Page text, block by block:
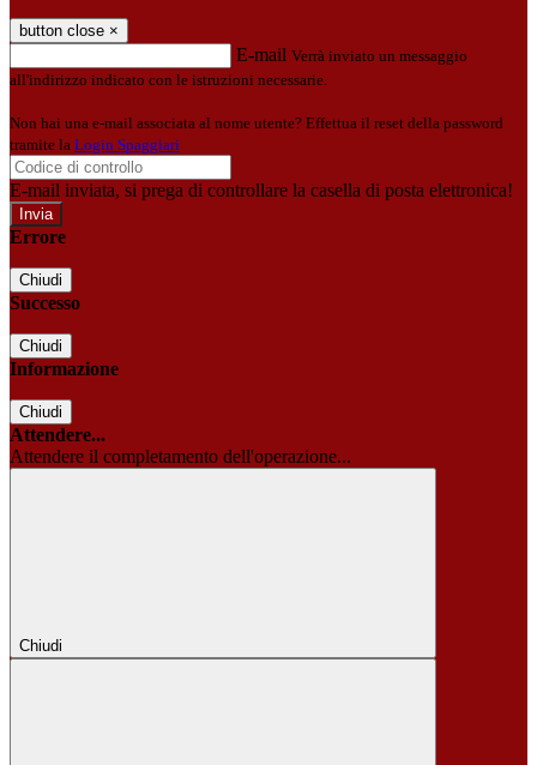
button close ×
E-mail Verrà inviato un messaggio
all'indirizzo indicato con le istruzioni necessarie.
Non hai una e-mail associata al nome utente? Effettua il reset della password
tramite la Login Spaggiari
E-mail inviata, si prega di controllare la casella di posta elettronica!
Errore
Chiudi
Successo
Chiudi
Informazione
Chiudi
Attendere...
Attendere il completamento dell'operazione...
Chiudi